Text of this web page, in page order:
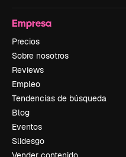
Empresa
Precios
Sobre nosotros
Reviews
Empleo
Tendencias de búsqueda
Blog
Eventos
Slidesgo